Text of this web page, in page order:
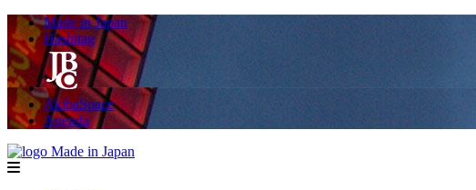
Made in Japan
Hashitag
AkibaSpace
Agenda
menu